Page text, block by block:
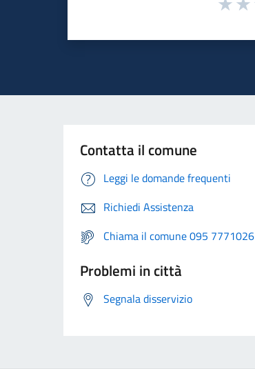
Contatta il comune
Leggi le domande frequenti
Richiedi Assistenza
Chiama il comune 095 7771026
Problemi in città
Segnala disservizio